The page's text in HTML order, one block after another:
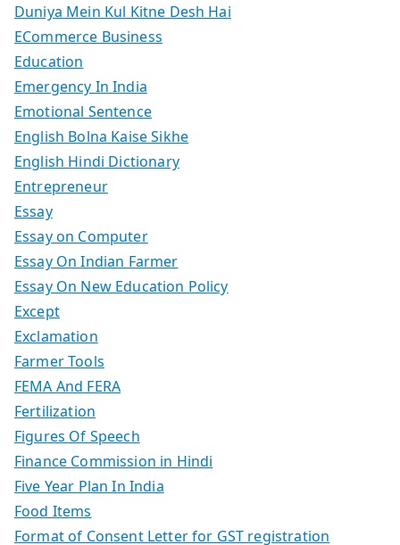
Duniya Mein Kul Kitne Desh Hai
ECommerce Business
Education
Emergency In India
Emotional Sentence
English Bolna Kaise Sikhe
English Hindi Dictionary
Entrepreneur
Essay
Essay on Computer
Essay On Indian Farmer
Essay On New Education Policy
Except
Exclamation
Farmer Tools
FEMA And FERA
Fertilization
Figures Of Speech
Finance Commission in Hindi
Five Year Plan In India
Food Items
Format of Consent Letter for GST registration